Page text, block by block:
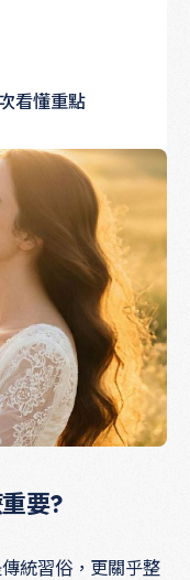
看懂重點
要?
統習俗，更關乎整